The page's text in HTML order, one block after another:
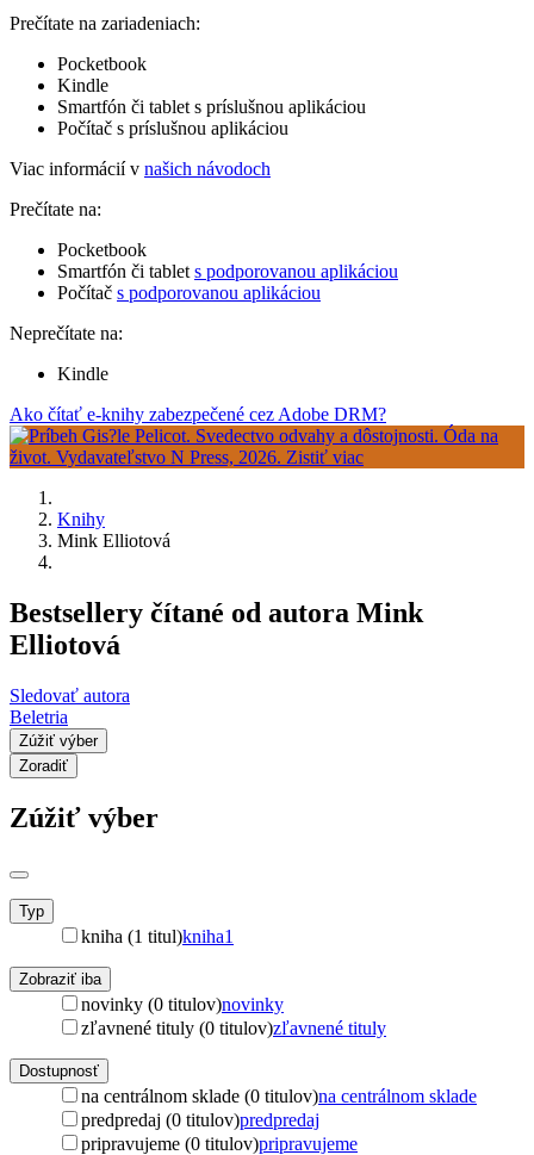
Prečítate na zariadeniach:
Pocketbook
Kindle
Smartfón či tablet s príslušnou aplikáciou
Počítač s príslušnou aplikáciou
Viac informácií v našich návodoch
Prečítate na:
Pocketbook
Smartfón či tablet s podporovanou aplikáciou
Počítač s podporovanou aplikáciou
Neprečítate na:
Kindle
Ako čítať e-knihy zabezpečené cez Adobe DRM?
Knihy
Mink Elliotová
Bestsellery čítané od autora Mink
Elliotová
Sledovať autora
Beletria
Zúžiť výber
Zoradiť
Zúžiť výber
Typ
kniha (1 titul)kniha1
Zobraziť iba
novinky (0 titulov)novinky
zľavnené tituly (0 titulov)zľavnené tituly
Dostupnosť
na centrálnom sklade (0 titulov)na centrálnom sklade
predpredaj (0 titulov)predpredaj
pripravujeme (0 titulov)pripravujeme